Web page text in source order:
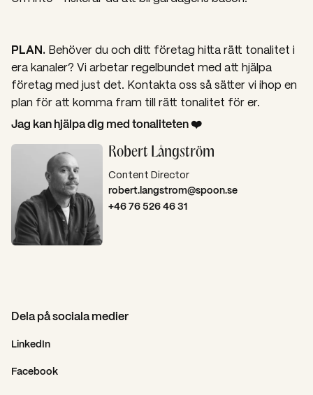
PLAN. Behöver du och ditt företag hitta rätt tonalitet i
era kanaler? Vi arbetar regelbundet med att hjälpa
företag med just det. Kontakta oss så sätter vi ihop en
plan för att komma fram till rätt tonalitet för er.
Jag kan hjälpa dig med tonaliteten ❤️
Robert Långström
Content Director
robert.langstrom@spoon.se
+46 76 526 46 31
Dela på sociala medier
LinkedIn
Facebook